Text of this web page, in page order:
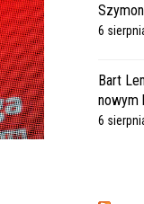
6
Bart
nowym
6